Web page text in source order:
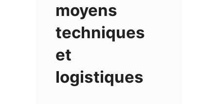
moyens
techniques
et
logistiques